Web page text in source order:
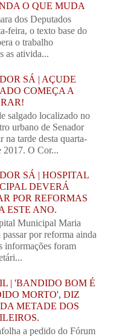
O QUE MUDA
dos Deputados
feira, o texto base do
o trabalho
as ativida...
SÁ | AÇUDE
COMEÇA A
salgado localizado no
urbano de Senador
na tarde desta quarta-
2017. O Cor...
SÁ | HOSPITAL
DEVERÁ
POR REFORMAS
ESTE ANO.
Municipal Maria
por reforma ainda
informações foram
| 'BANDIDO BOM É
MORTO', DIZ
METADE DOS
a pedido do Fórum